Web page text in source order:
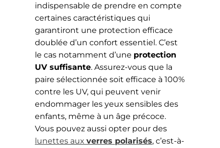
indispensable de prendre en compte
certaines caractéristiques qui
garantiront une protection efficace
doublée d’un confort essentiel. C’est
le cas notamment d’une protection
UV suffisante. Assurez-vous que la
paire sélectionnée soit efficace à 100%
contre les UV, qui peuvent venir
endommager les yeux sensibles des
enfants, même à un âge précoce.
Vous pouvez aussi opter pour des
lunettes aux verres polarisés, c’est-à-